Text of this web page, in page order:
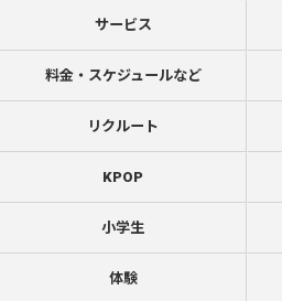
サービス
料金・スケジュールなど
リクルート
KPOP
小学生
体験